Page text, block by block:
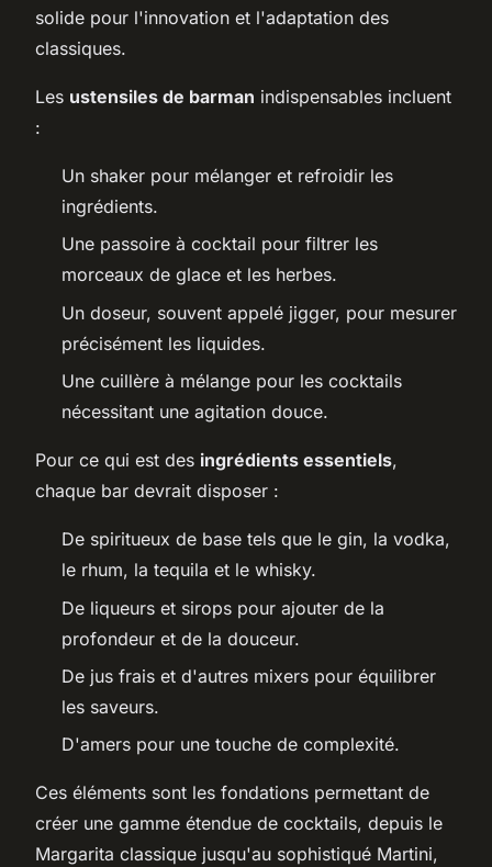
solide pour l'innovation et l'adaptation des
classiques.
Les ustensiles de barman indispensables incluent
:
Un shaker pour mélanger et refroidir les
ingrédients.
Une passoire à cocktail pour filtrer les
morceaux de glace et les herbes.
Un doseur, souvent appelé jigger, pour mesurer
précisément les liquides.
Une cuillère à mélange pour les cocktails
nécessitant une agitation douce.
Pour ce qui est des ingrédients essentiels,
chaque bar devrait disposer :
De spiritueux de base tels que le gin, la vodka,
le rhum, la tequila et le whisky.
De liqueurs et sirops pour ajouter de la
profondeur et de la douceur.
De jus frais et d'autres mixers pour équilibrer
les saveurs.
D'amers pour une touche de complexité.
Ces éléments sont les fondations permettant de
créer une gamme étendue de cocktails, depuis le
Margarita classique jusqu'au sophistiqué Martini,